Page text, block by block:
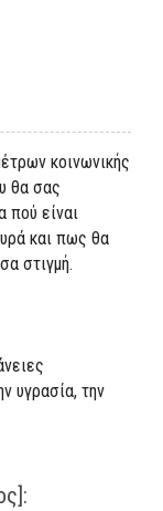
κοινωνικής
θα σας
πού είναι
και πως θα
στιγμή.
υγρασία, την